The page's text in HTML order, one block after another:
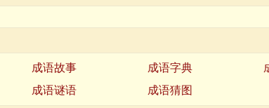
成语故事 成语字典
成语谜语 成语猜图